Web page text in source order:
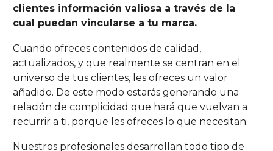
clientes información valiosa a través de la
cual puedan vincularse a tu marca.
Cuando ofreces contenidos de calidad,
actualizados, y que realmente se centran en el
universo de tus clientes, les ofreces un valor
añadido. De este modo estarás generando una
relación de complicidad que hará que vuelvan a
recurrir a ti, porque les ofreces lo que necesitan.
Nuestros profesionales desarrollan todo tipo de